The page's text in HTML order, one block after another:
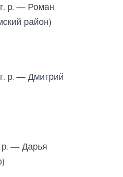
р. — Роман
район)
р. — Дмитрий
р. — Дарья